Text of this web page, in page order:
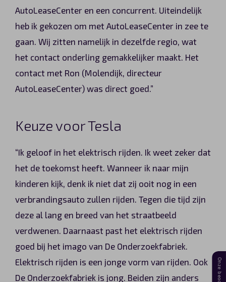
AutoLeaseCenter en een concurrent. Uiteindelijk
heb ik gekozen om met AutoLeaseCenter in zee te
gaan. Wij zitten namelijk in dezelfde regio, wat
het contact onderling gemakkelijker maakt. Het
contact met Ron (Molendijk, directeur
AutoLeaseCenter) was direct goed.”
Keuze voor Tesla
“Ik geloof in het elektrisch rijden. Ik weet zeker dat
het de toekomst heeft. Wanneer ik naar mijn
kinderen kijk, denk ik niet dat zij ooit nog in een
verbrandingsauto zullen rijden. Tegen die tijd zijn
deze al lang en breed van het straatbeeld
verdwenen. Daarnaast past het elektrisch rijden
goed bij het imago van De Onderzoekfabriek.
Elektrisch rijden is een jonge vorm van rijden. Ook
De Onderzoekfabriek is jong. Beiden zijn anders